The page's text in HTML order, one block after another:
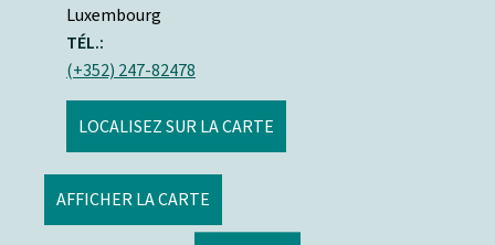
:Luxembourg
TÉL.:
(+352) 247-82478
LOCALISEZ SUR LA CARTE
AFFICHER LA CARTE